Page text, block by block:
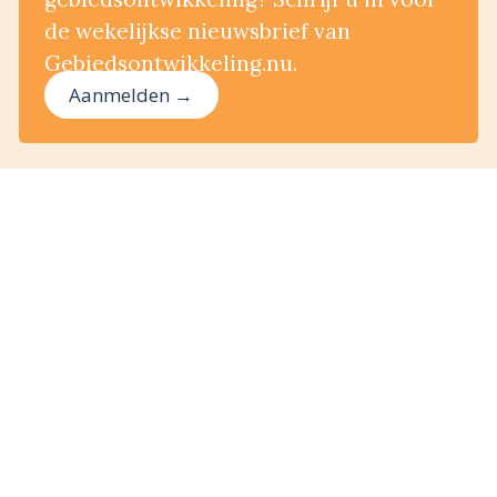
de wekelijkse nieuwsbrief van
Gebiedsontwikkeling.nu.
Aanmelden →